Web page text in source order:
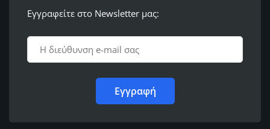
Εγγραφείτε στο Newsletter μας: